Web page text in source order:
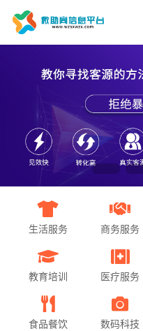
生活服务 商务服务
教育培训 医疗服务
食品餐饮 数码科技